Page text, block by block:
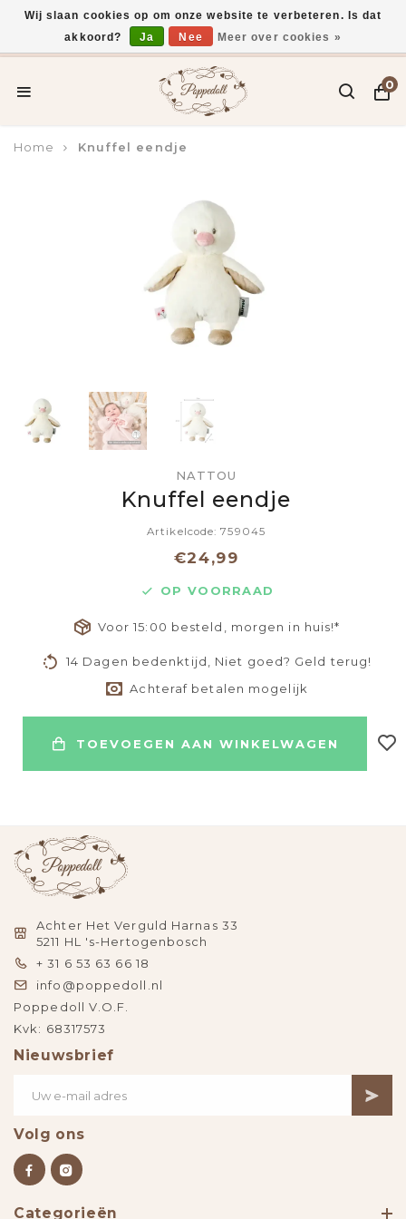
Voor 15:00 uur besteld, vandaag verzonden*
0
Home Knuffel eendje
NATTOU
Knuffel eendje
Artikelcode: 759045
€24,99
OP VOORRAAD
Voor 15:00 besteld, morgen in huis!*
14 Dagen bedenktijd, Niet goed? Geld terug!
Achteraf betalen mogelijk
TOEVOEGEN AAN WINKELWAGEN
Achter Het Verguld Harnas 33
5211 HL 's-Hertogenbosch
+ 31 6 53 63 66 18
info@poppedoll.nl
Poppedoll V.O.F.
Kvk: 68317573
Nieuwsbrief
Volg ons
Categorieën
Wij slaan cookies op om onze website te verbeteren. Is dat
akkoord?
Ja Nee Meer over cookies »